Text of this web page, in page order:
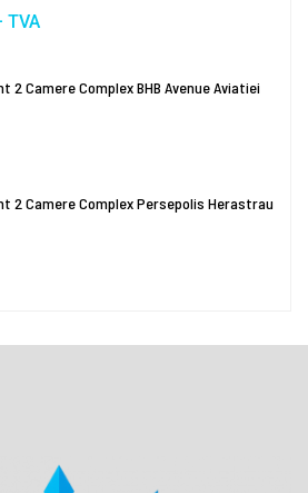
TVA
2 Camere Complex BHB Avenue Aviatiei
2 Camere Complex Persepolis Herastrau